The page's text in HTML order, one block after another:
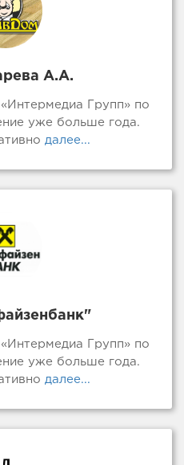
А.А.
Групп» по
уже больше года.
далее...
Групп» по
уже больше года.
далее...